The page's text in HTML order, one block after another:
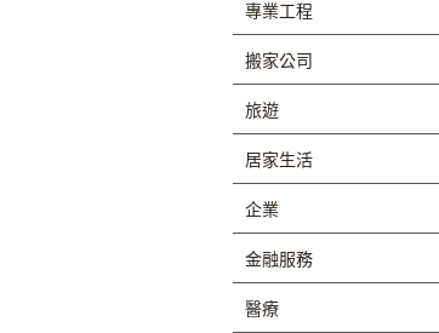
專業工程
搬家公司
旅遊
居家生活
企業
金融服務
醫療